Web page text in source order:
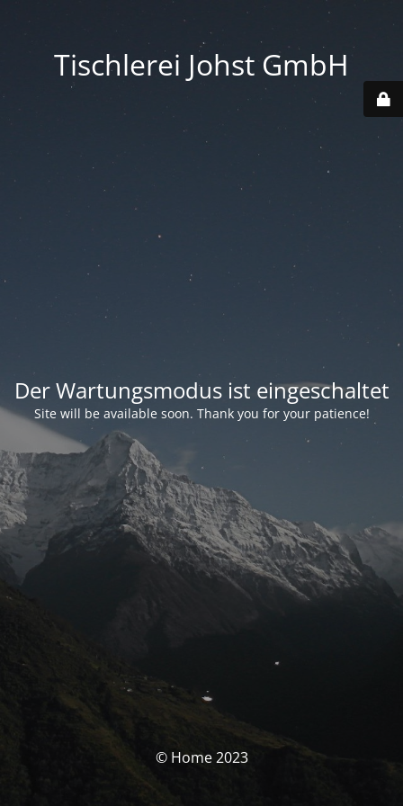
Tischlerei Johst GmbH
Der Wartungsmodus ist eingeschaltet
Site will be available soon. Thank you for your patience!
© Home 2023